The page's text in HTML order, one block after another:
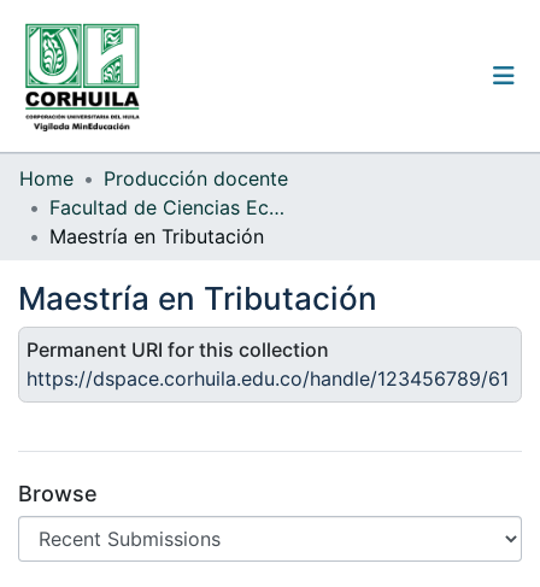
Institutional guidelines
Communities & Collections
Statistics
In
Home
Producción docente
Facultad de Ciencias Económicas y Administrativas
Maestría en Tributación
Maestría en Tributación
Permanent URI for this collection
https://dspace.corhuila.edu.co/handle/123456789/61
Browse